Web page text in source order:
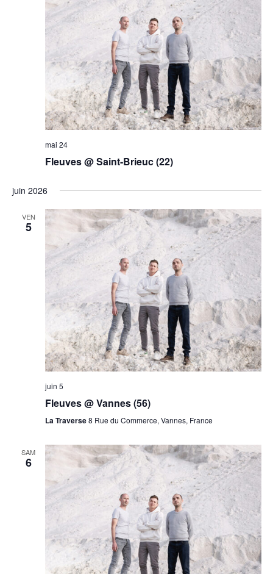
mai 24
Fleuves @ Saint-Brieuc (22)
juin 2026
VEN
5
juin 5
Fleuves @ Vannes (56)
La Traverse8 Rue du Commerce, Vannes, France
SAM
6